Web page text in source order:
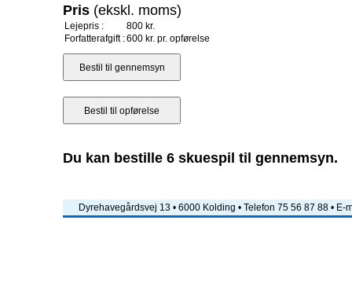
Pris (ekskl. moms)
Lejepris :
800 kr.
Forfatterafgift :600 kr. pr. opførelse
Du kan bestille 6 skuespil til gennemsyn.
Dyrehavegårdsvej 13 • 6000 Kolding • Telefon 75 56 87 88 • E-